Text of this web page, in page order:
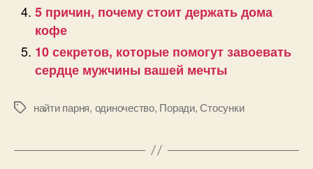
5 причин, почему стоит держать дома
кофе
10 секретов, которые помогут завоевать
сердце мужчины вашей мечты
Позначкинайти парня, одиночество, Поради,Стосунки